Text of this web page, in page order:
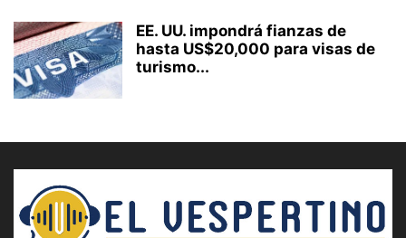
EE. UU. impondrá fianzas de
hasta US$20,000 para visas de
turismo...